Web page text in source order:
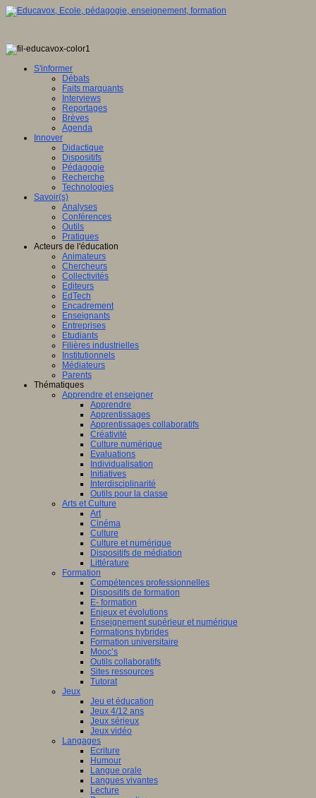
S'informer
Débats
Faits marquants
Interviews
Reportages
Brèves
Agenda
Innover
Didactique
Dispositifs
Pédagogie
Recherche
Technologies
Savoir(s)
Analyses
Conférences
Outils
Pratiques
Acteurs de l'éducation
Animateurs
Chercheurs
Collectivités
Editeurs
EdTech
Encadrement
Enseignants
Entreprises
Etudiants
Filières industrielles
Institutionnels
Médiateurs
Parents
Thématiques
Apprendre et enseigner
Apprendre
Apprentissages
Apprentissages collaboratifs
Créativité
Culture numérique
Evaluations
Individualisation
Initiatives
Interdisciplinarité
Outils pour la classe
Arts et Culture
Art
Cinéma
Culture
Culture et numérique
Dispositifs de médiation
Littérature
Formation
Compétences professionnelles
Dispositifs de formation
E- formation
Enjeux et évolutions
Enseignement supérieur et numérique
Formations hybrides
Formation universitaire
Mooc’s
Outils collaboratifs
Sites ressources
Tutorat
Jeux
Jeu et éducation
Jeux 4/12 ans
Jeux sérieux
Jeux vidéo
Langages
Ecriture
Humour
Langue orale
Langues vivantes
Lecture